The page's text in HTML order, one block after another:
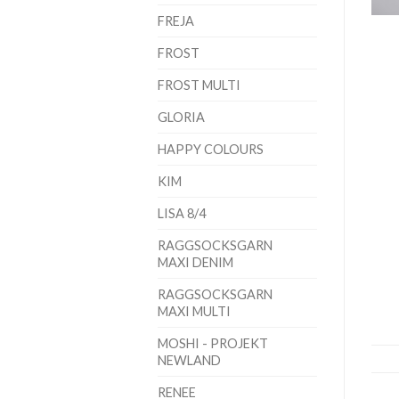
FREJA
FROST
FROST MULTI
GLORIA
HAPPY COLOURS
KIM
LISA 8/4
RAGGSOCKSGARN
MAXI DENIM
RAGGSOCKSGARN
MAXI MULTI
MOSHI - PROJEKT
NEWLAND
RENEE